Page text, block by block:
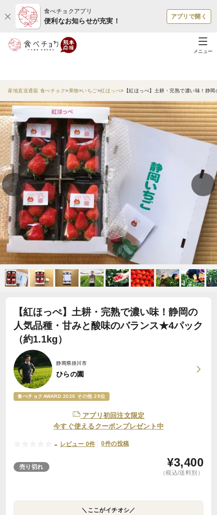
食べチョクアプリ
便利なお知らせが充実！
アプリで開く
メニュー
産地直送通販 食べチョク 果物 いちご 紅ほっぺ 【紅ほっぺ】土耕・完熟で濃い味！静
【紅ほっぺ】土耕・完熟で濃い味！静岡の
人気品種・甘みと酸味のバランス★4パック
（約1.1kg）
静岡県掛川市
ひらの園
食べチョクAWARD 2020 その他 29位
アプリ初回注文限定
今すぐ使えるクーポンプレゼント中
- レビュー 0件 0件の投稿
売り切れ ¥3,400
（税込/送料別）
＼ここがイチオシ／